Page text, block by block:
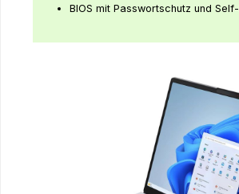
BIOS mit Passwortschutz und